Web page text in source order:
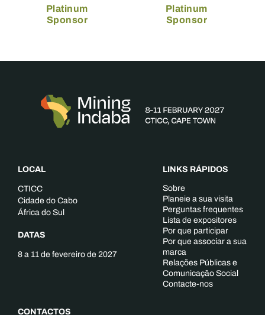
Platinum
Sponsor
Platinum
Sponsor
LOCAL
CTICC
Cidade do Cabo
África do Sul
DATAS
8 a 11 de fevereiro de 2027
CONTACTOS
LINKS RÁPIDOS
Sobre
Planeie a sua visita
Perguntas frequentes
Lista de expositores
Por que participar
Por que associar a sua
marca
Relações Públicas e
Comunicação Social
Contacte-nos